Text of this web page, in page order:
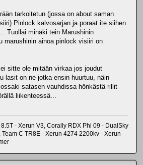
tarkoitetun (jossa on about saman
Pinlock kalvosarjan ja poraat ite siihen
Tuollai minäki tein Marushinin
marushinin ainoa pinlock visiiri on
sitte ole mitään virkaa jos joudut
lasit on ne jotka ensin huurtuu, näin
satasen vauhdissa hönkästä rillit
liikenteessä...
- Xerun V3, Corally RDX Phi 09 - DualSky
C TR8E - Xerun 4274 2200kv - Xerun